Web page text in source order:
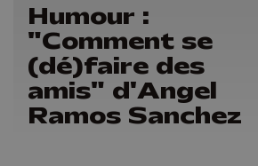
Humour :
"Comment se
(dé)faire des
amis" d'Angel
Ramos Sanchez